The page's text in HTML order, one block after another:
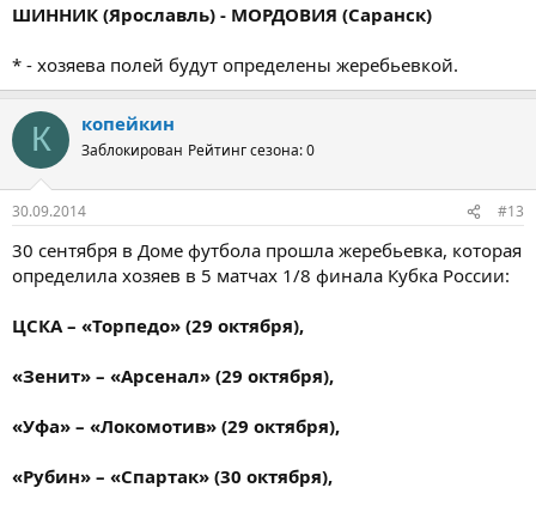
ШИННИК (Ярославль) - МОРДОВИЯ (Саранск)
* - хозяева полей будут определены жеребьевкой.
К копейкин
Заблокирован Рейтинг сезона: 0
30.09.2014 #13
30 сентября в Доме футбола прошла жеребьевка, которая
определила хозяев в 5 матчах 1/8 финала Кубка России:
ЦСКА – «Торпедо» (29 октября),
«Зенит» – «Арсенал» (29 октября),
«Уфа» – «Локомотив» (29 октября),
«Рубин» – «Спартак» (30 октября),